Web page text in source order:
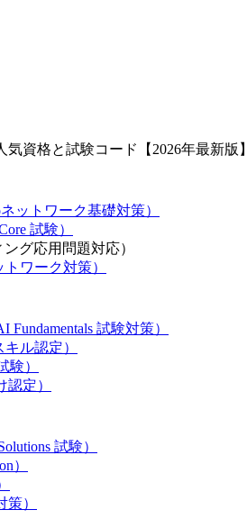
気資格と試験コード【2026年最新版】
ットワーク基礎対策）
試験）
グ応用問題対応）
ワーク対策）
Fundamentals 試験対策）
ル認定）
験）
認定）
試験）
）
）